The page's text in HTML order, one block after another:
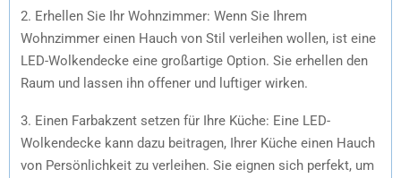
2. Erhellen Sie Ihr Wohnzimmer: Wenn Sie Ihrem
Wohnzimmer einen Hauch von Stil verleihen wollen, ist eine
LED-Wolkendecke eine großartige Option. Sie erhellen den
Raum und lassen ihn offener und luftiger wirken.
3. Einen Farbakzent setzen für Ihre Küche: Eine LED-
Wolkendecke kann dazu beitragen, Ihrer Küche einen Hauch
von Persönlichkeit zu verleihen. Sie eignen sich perfekt, um